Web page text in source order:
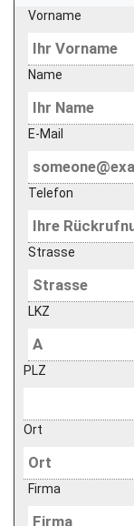
Vorname
Name
E-Mail
Telefon
Strasse
LKZ
PLZ
Ort
Firma